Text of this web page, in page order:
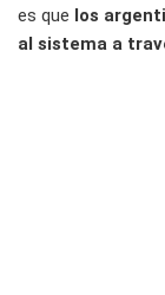
es que los
al sistema a